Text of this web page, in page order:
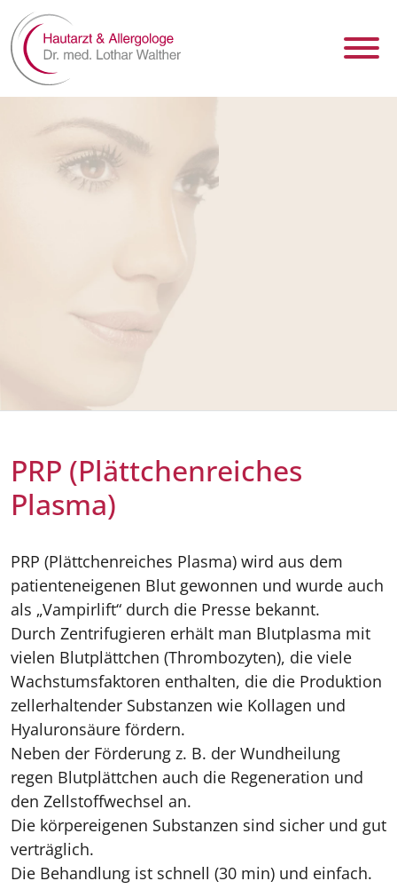
PRP (Plättchenreiches
Plasma)
PRP (Plättchenreiches Plasma) wird aus dem
patienteneigenen Blut gewonnen und wurde auch
als „Vampirlift“ durch die Presse bekannt.
Durch Zentrifugieren erhält man Blutplasma mit
vielen Blutplättchen (Thrombozyten), die viele
Wachstumsfaktoren enthalten, die die Produktion
zellerhaltender Substanzen wie Kollagen und
Hyaluronsäure fördern.
Neben der Förderung z. B. der Wundheilung
regen Blutplättchen auch die Regeneration und
den Zellstoffwechsel an.
Die körpereigenen Substanzen sind sicher und gut
verträglich.
Die Behandlung ist schnell (30 min) und einfach.